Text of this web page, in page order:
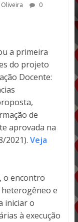
0
a primeira
do projeto
Docente:
de
aprovada na
2021). Veja
o encontro
e
iniciar o
à execução